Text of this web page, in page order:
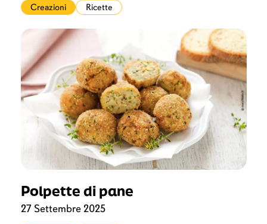
Creazioni Ricette
Polpette di pane
27 Settembre 2025